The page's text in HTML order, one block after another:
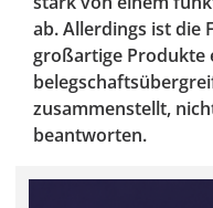
ab. Allerdings ist die
großartige Produkte
zusammenstellt,
beantworten.